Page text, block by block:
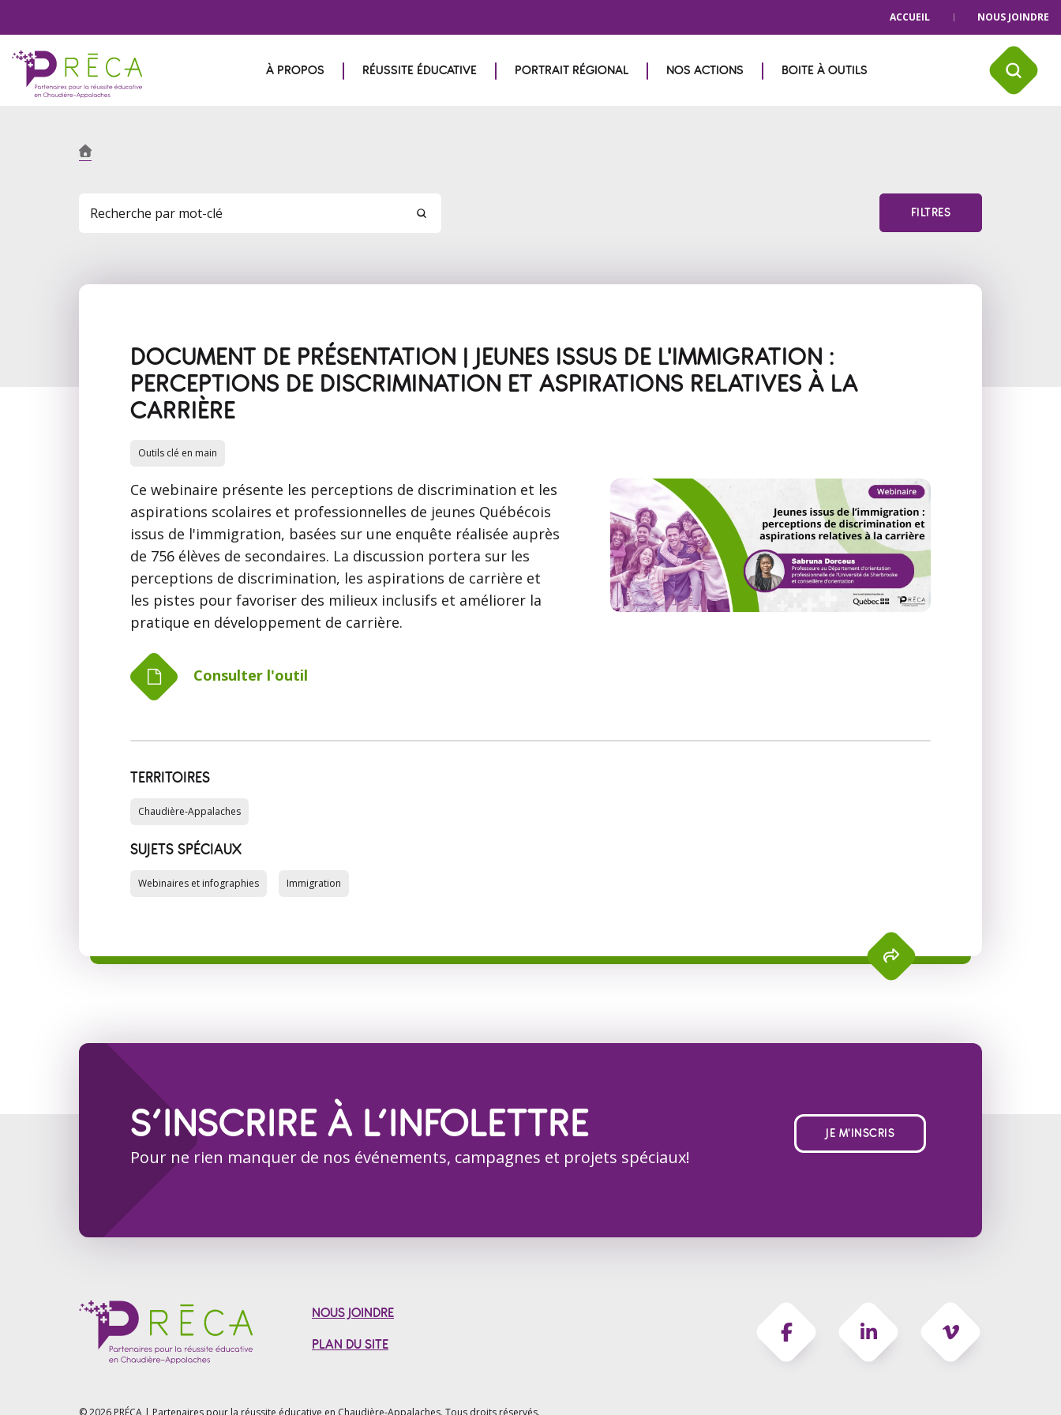
ACCUEIL NOUS JOINDRE
À PROPOS RÉUSSITE ÉDUCATIVE PORTRAIT RÉGIONAL NOS ACTIONS BOITE À OUTILS
FILTRES
DOCUMENT DE PRÉSENTATION | JEUNES ISSUS DE L'IMMIGRATION :
PERCEPTIONS DE DISCRIMINATION ET ASPIRATIONS RELATIVES À LA
CARRIÈRE
Outils clé en main
Ce webinaire présente les perceptions de discrimination et les
aspirations scolaires et professionnelles de jeunes Québécois
issus de l'immigration, basées sur une enquête réalisée auprès
de 756 élèves de secondaires. La discussion portera sur les
perceptions de discrimination, les aspirations de carrière et
les pistes pour favoriser des milieux inclusifs et améliorer la
pratique en développement de carrière.
Consulter l'outil
TERRITOIRES
Chaudière-Appalaches
SUJETS SPÉCIAUX
Webinaires et infographies Immigration
S’INSCRIRE À L’INFOLETTRE
Pour ne rien manquer de nos événements, campagnes et projets spéciaux!
JE M'INSCRIS
NOUS JOINDRE
PLAN DU SITE
© 2026 PRÉCA | Partenaires pour la réussite éducative en Chaudière-Appalaches. Tous droits réservés.